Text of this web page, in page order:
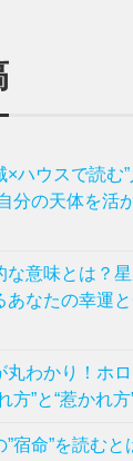
ハウスで読む
分の天体を活
な意味とは？
あなたの幸運
わかり！ホロ
方”と“惹かれ方
宿命”を読むと